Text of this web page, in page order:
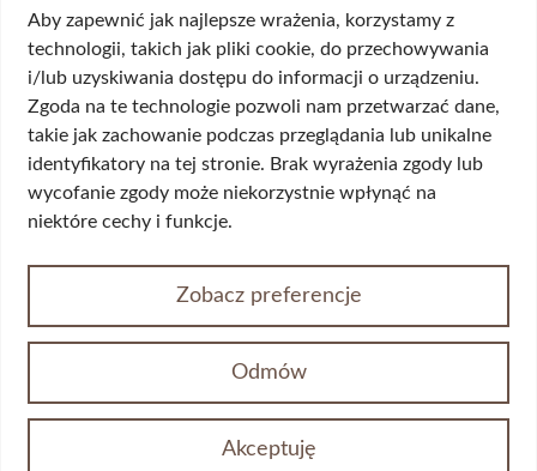
HPV DNA HR 14 genotypów
Biopsja cienkoigłowa tarczycy
USG układu moczowego
Wskazania
Wypadanie włosów
Przerost piersi (ginekomastia)
Korekta płci
Żylaki kończyn dolnych
Nietrzymanie moczu
Aby zapewnić jak najlepsze wrażenia, korzystamy z
technologii, takich jak pliki cookie, do przechowywania
i/lub uzyskiwania dostępu do informacji o urządzeniu.
Zgoda na te technologie pozwoli nam przetwarzać dane,
takie jak zachowanie podczas przeglądania lub unikalne
identyfikatory na tej stronie. Brak wyrażenia zgody lub
wycofanie zgody może niekorzystnie wpłynąć na
niektóre cechy i funkcje.
Zobacz preferencje
Odmów
Akceptuję